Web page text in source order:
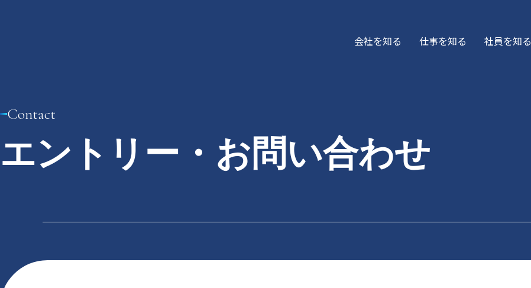
会社を知る 仕事を知る 社員を知る
Contact
エントリー・お問い合わせ